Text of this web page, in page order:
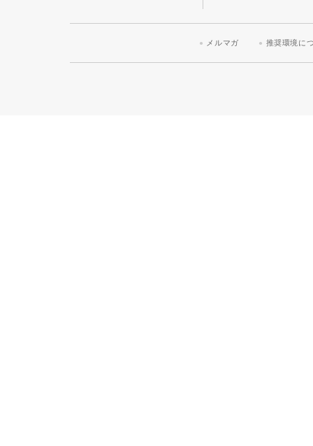
メルマガ 推奨環境に